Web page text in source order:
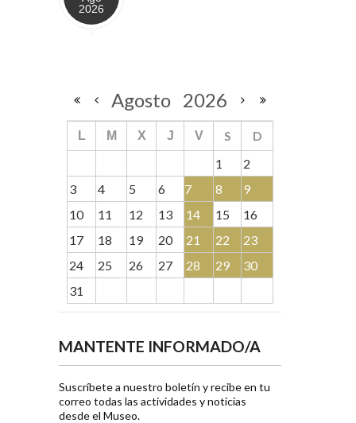
2026
Agosto 2026
L M X J V S
D
1
2
3
4 5 6 7 8
9
10
11 12 13 14 15
16
17
18 19 20 21 22
23
24
25 26 27 28 29
30
31
MANTENTE INFORMADO/A
Suscríbete a nuestro boletín y recibe en tu
correo todas las actividades y noticias
desde el Museo.